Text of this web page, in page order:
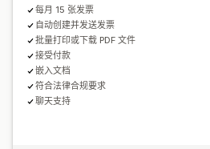
报告和申报
数据导出
每月 15 张发票
自动创建并发送发票
批量打印或下载 PDF 文件
接受付款
嵌入文档
符合法律合规要求
聊天支持